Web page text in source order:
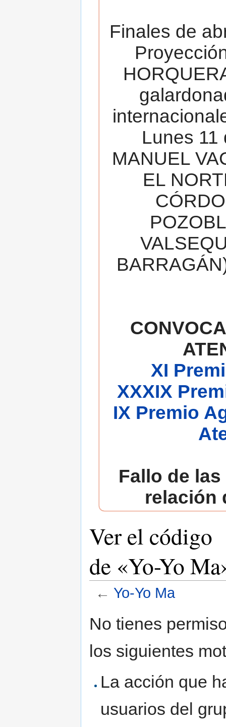
Finales de
Lunes 11
MANUEL
EL
XI
XXXIX
IX Premio
Fallo de
relación
Ver el código
de «Yo-Yo
← Yo-Yo Ma
No tienes
los siguientes
La acción que
usuarios del